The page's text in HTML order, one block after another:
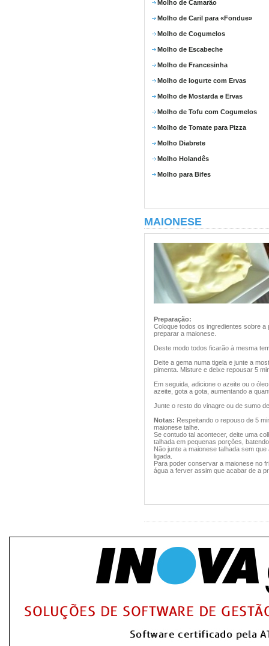
Molho de Camarão
Molho de Caril para «Fondue»
Molho de Cogumelos
Molho de Escabeche
Molho de Francesinha
Molho de Iogurte com Ervas
Molho de Mostarda e Ervas
Molho de Tofu com Cogumelos
Molho de Tomate para Pizza
Molho Diabrete
Molho Holandês
Molho para Bifes
MAIONESE
Preparação:
Coloque todos os ingredientes sobre
preparar a maionese.
Deste modo todos ficarão à mesma
Deite a gema numa tigela e junte a
pimenta. Misture e deixe repousar 5
Em seguida, adicione o azeite ou o
azeite, gota a gota, aumentando a
Junte o resto do vinagre ou de sumo
Notas: Respeitando o repouso de 5
maionese talhe.
Se contudo tal acontecer, deite uma
talhada em pequenas porções,
Não junte a maionese talhada sem
ligada.
Para poder conservar a maionese no
água a ferver assim que acabar de a